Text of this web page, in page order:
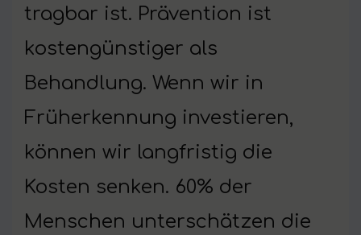
tragbar ist. Prävention ist
kostengünstiger als
Behandlung. Wenn wir in
Früherkennung investieren,
können wir langfristig die
Kosten senken. 60% der
Menschen unterschätzen die